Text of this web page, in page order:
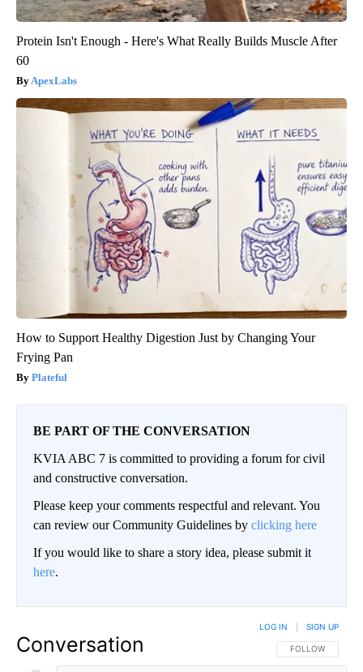
Protein Isn't Enough - Here's What Really Builds Muscle After
60
ApexLabs
How to Support Healthy Digestion Just by Changing Your
Frying Pan
Plateful
BE PART OF THE CONVERSATION
KVIA ABC 7 is committed to providing a forum for civil
and constructive conversation.
Please keep your comments respectful and relevant. You
can review our Community Guidelines by clicking here
If you would like to share a story idea, please submit it
here.
Conversation FOLLOW THIS
FOLLOW
LOG IN SIGN UP